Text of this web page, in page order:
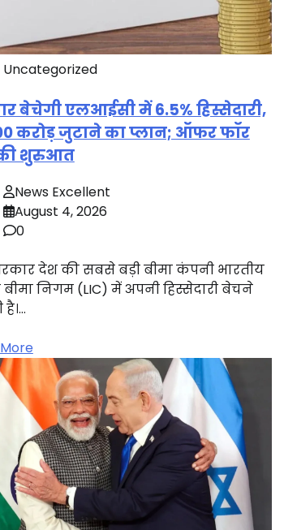
Uncategorized
बेचेगी एलआईसी में 6.5% हिस्सेदारी,
करोड़ जुटाने का प्लान; ऑफर फॉर
शुरुआत
News Excellent
August 4, 2026
0
देश की सबसे बड़ी बीमा कंपनी भारतीय
निगम (LIC) में अपनी हिस्सेदारी बेचने
है।…